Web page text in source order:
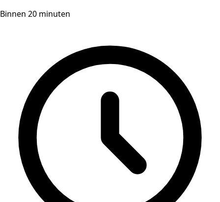
Binnen 20 minuten